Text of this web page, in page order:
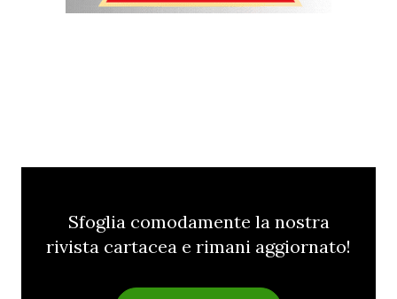
Sfoglia comodamente la nostra
rivista cartacea e rimani aggiornato!